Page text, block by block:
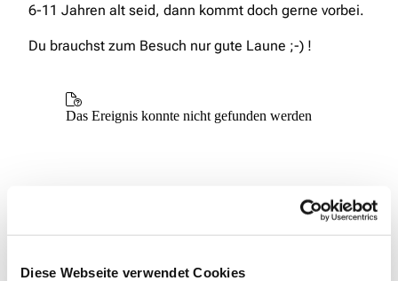
Diese Webseite verwendet Cookies
6-11 Jahren alt seid, dann kommt doch gerne vorbei.
Du brauchst zum Besuch nur gute Laune ;-) !